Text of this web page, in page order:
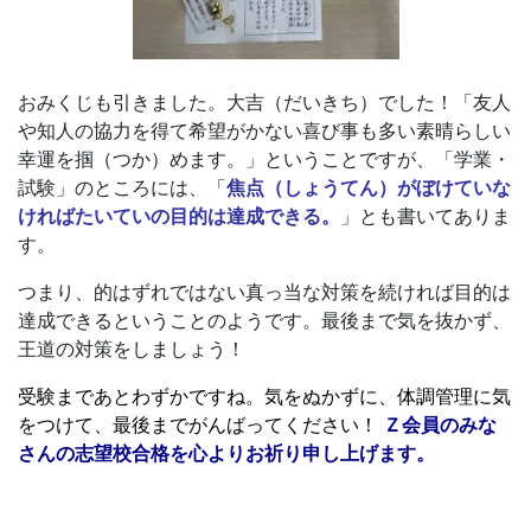
サ
ー
ビ
ス
を
展
開
おみくじも引きました。大吉（だいきち）でした！「友人
や知人の協力を得て希望がかない喜び事も多い素晴らしい
幸運を掴（つか）めます。」ということですが、「学業・
試験」のところには、「焦点（しょうてん）がぼけていな
ければたいていの目的は達成できる。
」とも書いてありま
す。
つまり、的はずれではない真っ当な対策を続ければ目的は
達成できるということのようです。最後まで気を抜かず、
王道の対策をしましょう！
受験まであとわずかですね。 気をぬかずに、体調管理に気
をつけて、最後までがんばってください！
Ｚ会員のみな
さんの志望校合格を心よりお祈り申し上げます。